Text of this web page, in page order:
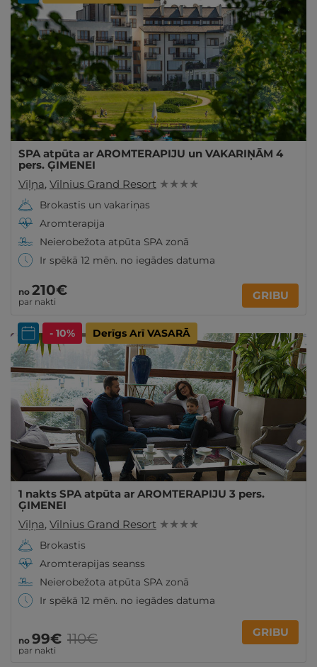
SPA atpūta ar AROMTERAPIJU un VAKARIŅĀM 4
pers. ĢIMENEI
Viļņa, Vilnius Grand Resort ★ ★ ★ ★
Brokastis un vakariņas
Aromterapija
Neierobežota atpūta SPA zonā
Ir spēkā 12 mēn. no iegādes datuma
no 210€
par nakti GRIBU
- 10% Derīgs Arī VASARĀ
1 nakts SPA atpūta ar AROMTERAPIJU 3 pers.
ĢIMENEI
Viļņa, Vilnius Grand Resort ★ ★ ★ ★
Brokastis
Aromterapijas seanss
Neierobežota atpūta SPA zonā
Ir spēkā 12 mēn. no iegādes datuma
no 99€
par nakti
110€ GRIBU